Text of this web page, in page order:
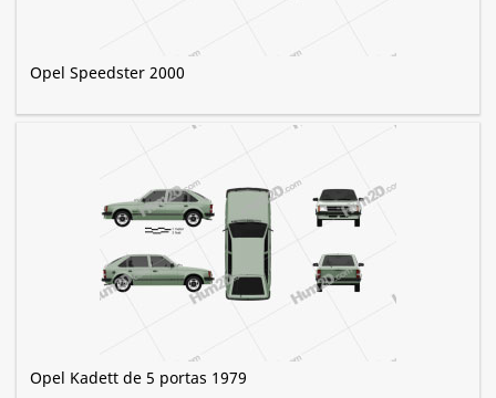
Opel Speedster 2000
Opel Kadett de 5 portas 1979